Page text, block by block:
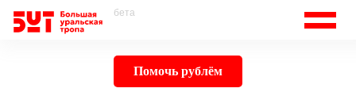
бета
Помочь рублём